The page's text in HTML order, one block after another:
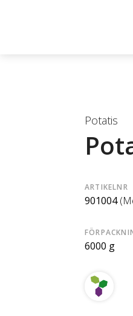
Potatis
ARTIKELNR
901004
6000 g